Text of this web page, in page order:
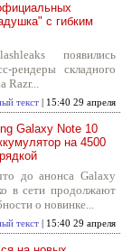
с гибким
появились
рендеры складного
Razr...
текст | 15:40 29 апреля
Galaxy Note 10
на 4500
до анонса Galaxy
в сети продолжают
о новинке...
текст | 15:40 29 апреля